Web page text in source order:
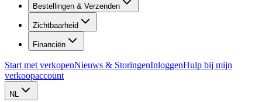
Bestellingen & Verzenden
Zichtbaarheid
Financiën
Start met verkopenNieuws & StoringenInloggenHulp bij mijn
verkoopaccount
NL